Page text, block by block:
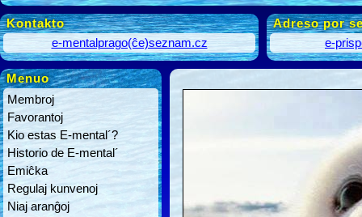
Kontakto
e-mentalprago(ĉe)seznam.cz
Adreso por
e-
Menuo
Membroj
Favorantoj
Kio estas E-mental´?
Historio de E-mental´
Emiĉka
Regulaj kunvenoj
Niaj aranĝoj